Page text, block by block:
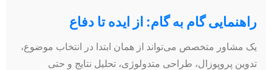
راهنمایی گام به گام: از ایده تا دفاع
یک مشاور متخصص می‌تواند از همان ابتدا در انتخاب موضوع،
تدوین پروپوزال، طراحی متدولوژی، تحلیل نتایج و حتی